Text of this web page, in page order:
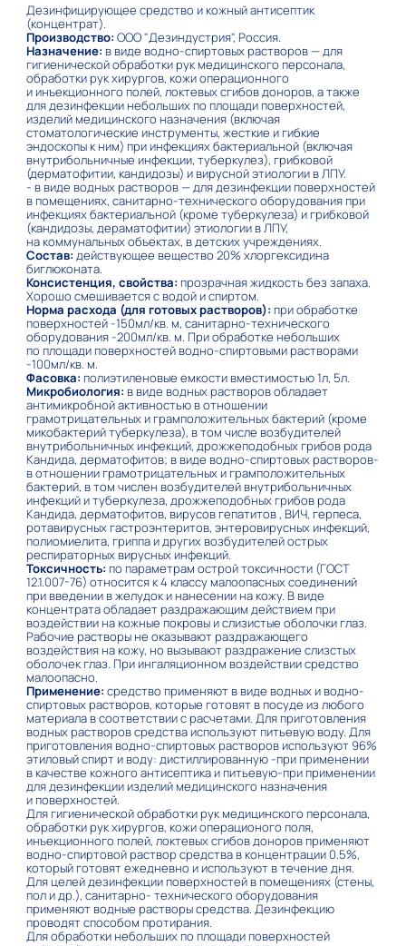
Дезинфицирующее средство и кожный антисептик
(концентрат).
Производство: ООО "Дезиндустрия", Россия.
Назначение: в виде водно-спиртовых растворов — для
гигиенической обработки рук медицинского персонала,
обработки рук хирургов, кожи операционного
и инъекционного полей, локтевых сгибов доноров, а также
для дезинфекции небольших по площади поверхностей,
изделий медицинского назначения (включая
стоматологические инструменты, жесткие и гибкие
эндоскопы к ним) при инфекциях бактериальной (включая
внутрибольничные инфекции, туберкулез), грибковой
(дерматофитии, кандидозы) и вирусной этиологии в ЛПУ.
- в виде водных растворов — для дезинфекции поверхностей
в помещениях, санитарно-технического оборудования при
инфекциях бактериальной (кроме туберкулеза) и грибковой
(кандидозы, дераматофитии) этиологии в ЛПУ,
на коммунальных объектах, в детских учреждениях.
Состав:действующее вещество 20% хлоргексидина
биглюконата.
Консистенция, свойства: прозрачная жидкость без запаха.
Хорошо смешивается с водой и спиртом.
Норма расхода (для готовых растворов): при обработке
поверхностей -150мл/кв. м, санитарно-технического
оборудования -200мл/кв. м. При обработке небольших
по площади поверхностей водно-спиртовыми растворами
-100мл/кв. м.
Фасовка: полиэтиленовые емкости вместимостью 1л, 5л.
Микробиология: в виде водных растворов обладает
антимикробной активностью в отношении
грамотрицательных и грамположительных бактерий (кроме
микобактерий туберкулеза), в том числе возбудителей
внутрибольничных инфекций, дрожжеподобных грибов рода
Кандида, дерматофитов; в виде водно-спиртовых растворов-
в отношении грамотрицательных и грамположительных
бактерий, в том числен возбудителей внутрибольничных
инфекций и туберкулеза, дрожжеподобных грибов рода
Кандида, дерматофитов, вирусов гепатитов , ВИЧ, герпеса,
ротавирусных гастроэнтеритов, энтеровирусных инфекций,
полиомиелита, гриппа и других возбудителей острых
респираторных вирусных инфекций.
Токсичность: по параметрам острой токсичности (ГОСТ
12.1.007-76) относится к 4 классу малоопасных соединений
при введении в желудок и нанесении на кожу. В виде
концентрата обладает раздражающим действием при
воздействии на кожные покровы и слизистые оболочки глаз.
Рабочие растворы не оказывают раздражающего
воздействия на кожу, но вызывают раздражение слизстых
оболочек глаз. При ингаляционном воздействии средство
малоопасно.
Применение: средство применяют в виде водных и водно-
спиртовых растворов, которые готовят в посуде из любого
материала в соответствии с расчетами. Для приготовления
водных растворов средства используют питьевую воду. Для
приготовления водно-спиртовых растворов используют 96%
этиловый спирт и воду: дистиллированную -при применении
в качестве кожного антисептика и питьевую-при применении
для дезинфекции изделий медицинского назначения
и поверхностей.
Для гигиенической обработки рук медицинского персонала,
обработки рук хирургов, кожи операционого поля,
инъекционного полей, локтевых сгибов доноров применяют
водно-спиртовой раствор средства в концентрации 0.5%,
который готовят ежедневно и используют в течение дня.
Для целей дезинфекции поверхностей в помещениях (стены,
пол и др.), санитарно- технического оборудования
применяют водные растворы средства. Дезинфекцию
проводят способом протирания.
Для обработки небольших по площади поверхностей